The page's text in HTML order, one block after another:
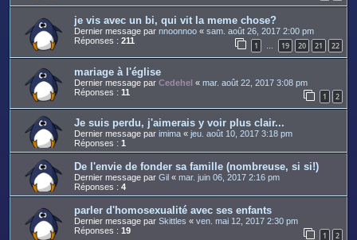
je vis avec un bi, qui vit la meme chose?
Dernier message par nnoonnoo « sam. août 26, 2017 2:00 pm
Réponses : 211 1 … 19 20 21 22
mariage à l'église
Dernier message par Cedehel « mar. août 22, 2017 3:08 pm
Réponses : 11 1 2
Je suis perdu, j'aimerais y voir plus clair...
Dernier message par imima « jeu. août 10, 2017 3:18 pm
Réponses : 1
De l'envie de fonder sa famille (nombreuse, si si!)
Dernier message par Gil « mar. juin 06, 2017 2:16 pm
Réponses : 4
parler d'homosexualité avec ses enfants
Dernier message par Skittles « ven. mai 12, 2017 2:30 pm
Réponses : 19 1 2